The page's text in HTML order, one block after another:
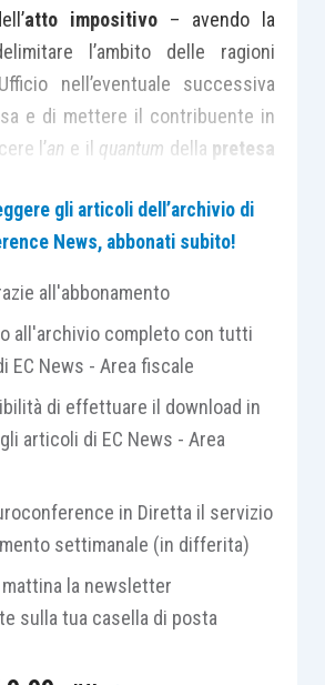
atto impositivo– avendo la
l’ambito delle ragioni
nell’eventuale successiva
e di mettere il contribuente in
l’an e il quantum della pretesa
relazione allafunzionedi
l’ onere della provagravante
Finanziaria, è sufficiente che
dell’avviso di liquidazione
dei criteri astratti
stato determinato il valore, senza
glielementi di fatto
di essi, in quanto il
in condizione di
l’infondatezza della pretesa
gli articoli dell’archivio di
News, abbonati subito!
all'abbonamento
all'archivio completo con tutti
EC News - Area fiscale
di effettuare il download in
articoli di EC News - Area
in Diretta il servizio
settimanale (in differita)
la newsletter
sulla tua casella di posta